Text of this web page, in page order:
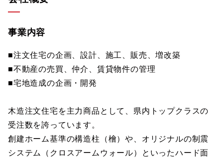
事業内容
■注文住宅の企画、設計、施工、販売、増改築
■不動産の売買、仲介、賃貸物件の管理
■宅地造成の企画・開発
木造注文住宅を主力商品として、県内トップクラスの
受注数を誇っています。
創建ホーム基準の構造柱（檜）や、オリジナルの制震
システム（クロスアームウォール）といったハード面